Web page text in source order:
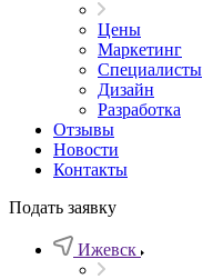
Цены
Маркетинг
Специалисты
Дизайн
Разработка
Отзывы
Новости
Контакты
Подать заявку
Ижевск